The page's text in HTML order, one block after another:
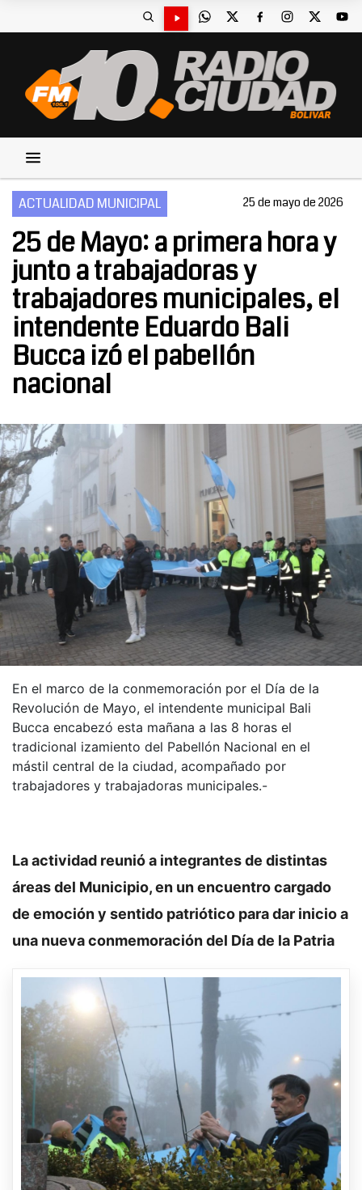
ACTUALIDAD MUNICIPAL 25 de mayo de 2026
25 de Mayo: a primera hora y
junto a trabajadoras y
trabajadores municipales, el
intendente Eduardo Bali
Bucca izó el pabellón
nacional
En el marco de la conmemoración por el Día de la
Revolución de Mayo, el intendente municipal Bali
Bucca encabezó esta mañana a las 8 horas el
tradicional izamiento del Pabellón Nacional en el
mástil central de la ciudad, acompañado por
trabajadores y trabajadoras municipales.-
La actividad reunió a integrantes de distintas
áreas del Municipio, en un encuentro cargado
de emoción y sentido patriótico para dar inicio a
una nueva conmemoración del Día de la Patria